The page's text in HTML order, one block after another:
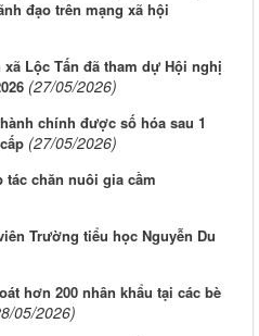
đạo trên mạng xã hội
Lộc Tấn đã tham dự Hội nghị
(27/05/2026)
chính được số hóa sau 1
(27/05/2026)
chăn nuôi gia cầm
Trường tiểu học Nguyễn Du
hơn 200 nhân khẩu tại các bè
05/2026)